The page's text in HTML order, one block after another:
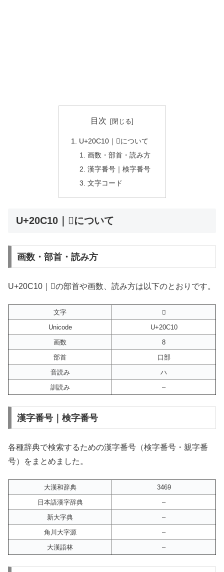
目次
U+20C10｜𠰐について
画数・部首・読み方
漢字番号｜検字番号
文字コード
U+20C10｜𠰐について
画数・部首・読み方
U+20C10｜𠰐の部首や画数、読み方は以下のとおりです。
文字
𠰐
Unicode
U+20C10
画数
8
部首
口部
音読み
ハ
訓読み
–
漢字番号｜検字番号
各種辞典で検索するための漢字番号（検字番号・親字番
号）をまとめました。
大漢和辞典
3469
日本語漢字辞典
–
新大字典
–
角川大字源
–
大漢語林
–